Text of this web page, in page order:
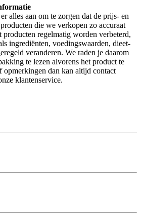
alles aan om te zorgen dat de prijs- en
die we verkopen zo accuraat
regelmatig worden verbeterd,
ingrediënten, voedingswaarden, dieet-
veranderen. We raden je daarom
te lezen alvorens het product te
dan kan altijd contact
klantenservice.